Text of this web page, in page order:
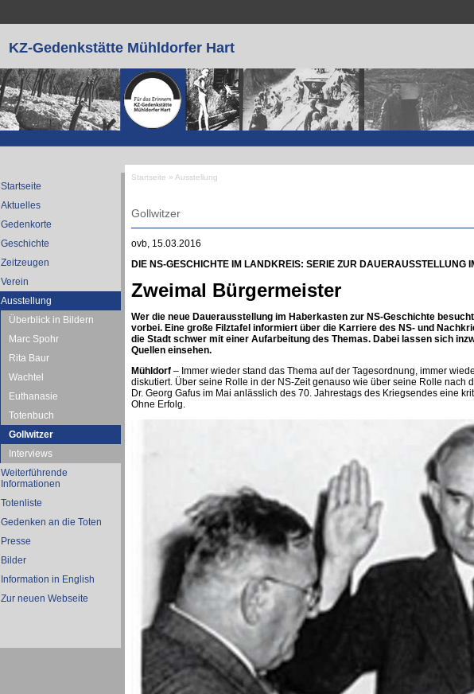
KZ-Gedenkstätte Mühldorfer Hart
Startseite
Aktuelles
Gedenkorte
Geschichte
Zeitzeugen
Verein
Ausstellung
Überblick in Bildern
Marc Spohr
Rita Baur
Wachtel
Euthanasie
Totenbuch
Gollwitzer
Interviews
Weiterführende
Informationen
Totenliste
Gedenken an die Toten
Presse
Bilder
Information in English
Zur neuen Webseite
Startseite » Ausstellung
Gollwitzer
ovb, 15.03.2016
DIE NS-GESCHICHTE IM LANDKREIS: SERIE ZUR DAUERAUSSTELLUNG
Zweimal Bürgermeister
Wer die neue Dauerausstellung im Haberkasten zur NS-Geschichte
vorbei. Eine große Filztafel informiert über die Karriere des NS- und
die Stadt schwer mit einer Aufarbeitung des Themas. Dabei lassen sich
Quellen einsehen.
Mühldorf – Immer wieder stand das Thema auf der Tagesordnung, immer
diskutiert. Über seine Rolle in der NS-Zeit genauso wie über seine Rolle nach
Dr. Georg Gafus im Mai anlässlich des 70. Jahrestags des Kriegsendes eine
Ohne Erfolg.